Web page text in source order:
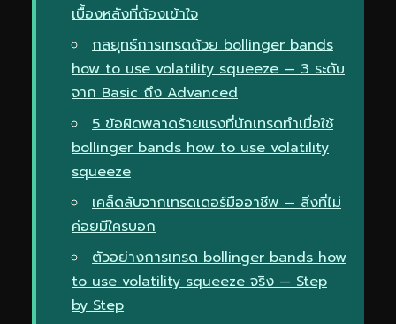
เบื้องหลังที่ต้องเข้าใจ
กลยุทธ์การเทรดด้วย bollinger bands
how to use volatility squeeze — 3 ระดับ
จาก Basic ถึง Advanced
5 ข้อผิดพลาดร้ายแรงที่นักเทรดทำเมื่อใช้
bollinger bands how to use volatility
squeeze
เคล็ดลับจากเทรดเดอร์มืออาชีพ — สิ่งที่ไม่
ค่อยมีใครบอก
ตัวอย่างการเทรด bollinger bands how
to use volatility squeeze จริง — Step
by Step